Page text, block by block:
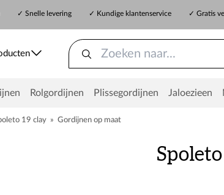
✓ Snelle levering ✓ Kundige klantenservice ✓ Gratis
Rolgordijnen Plissegordijnen Jaloezieen
19 clay » Gordijnen op maat